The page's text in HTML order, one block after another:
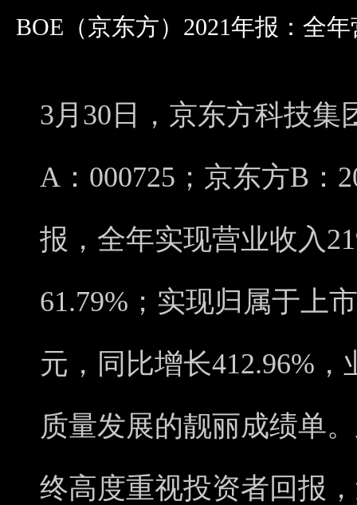
BOE（京东方）2021年报：全
3月30日，京东方科技
A：000725；京东方B：
报，全年实现营业收入
61.79%；实现归属于上
元，同比增长412.96%
质量发展的靓丽成绩单
终高度重视投资者回报